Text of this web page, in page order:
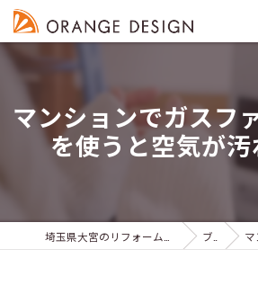
マンションでガスフ
を使うと空気が汚
ブログ マン